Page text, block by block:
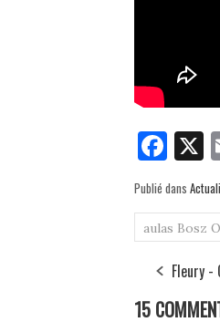
Fa
ce
bo
ok
X
Publié dans
aulas Bosz
Fleury -
15